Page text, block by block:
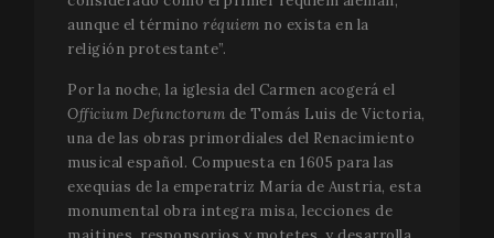
aunque el término réquiem no exista en la
religión protestante”.
Por la noche, la iglesia del Carmen acogerá el
Officium Defunctorum de Tomás Luis de Victoria,
una de las obras primordiales del Renacimiento
musical español. Compuesta en 1605 para las
exequias de la emperatriz María de Austria, esta
monumental obra integra misa, lecciones de